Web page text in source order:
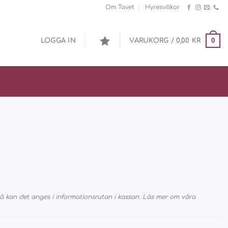
Om Tavet Hyresvillkor
LOGGA IN VARUKORG /0,00 KR 0
det anges i informationsrutan i kassan. Läs mer om våra